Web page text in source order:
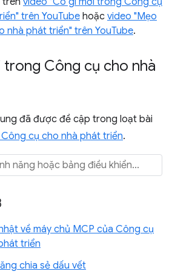
trên YouTubehoặc video "Mẹo
nhà phát triển" trên YouTube.
trong Công cụ cho nhà
đã được đề cập trong loạt bài
cụ cho nhà phát triển.
về máy chủ MCP của Công cụ
triển
chia sẻ dấu vết